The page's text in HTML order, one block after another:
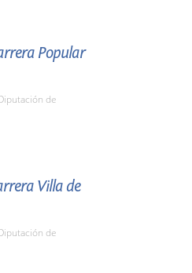
Popular
de
Villa de
de